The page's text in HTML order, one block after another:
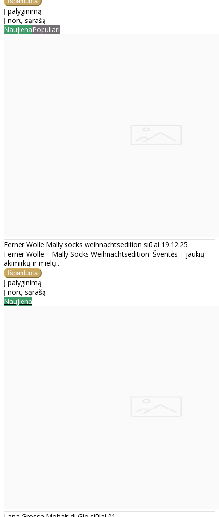
Į palyginimą
Į norų sąrašą
NaujienaPopuliari
Ferner Wolle Mally socks weihnachtsedition siūlai 19.12.25
Ferner Wolle – Mally Socks Weihnachtsedition Šventės – jaukių
akimirkų ir mielų..
Į palyginimą
Į norų sąrašą
Naujiena